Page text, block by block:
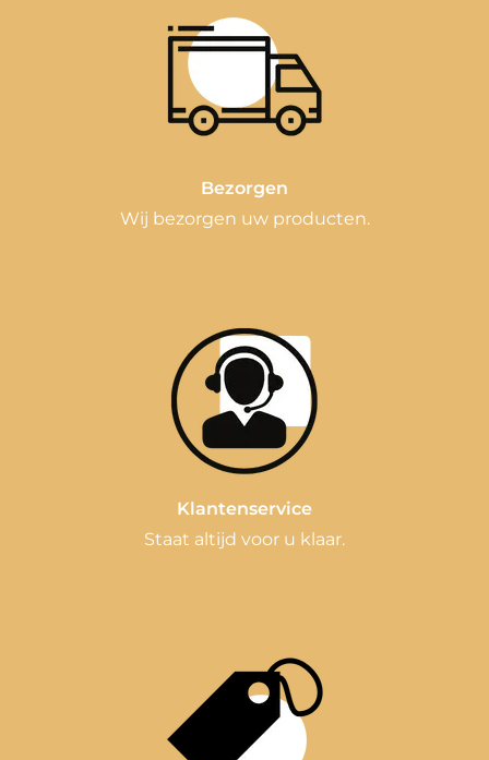
Bezorgen
Wij bezorgen uw producten.
Klantenservice
Staat altijd voor u klaar.